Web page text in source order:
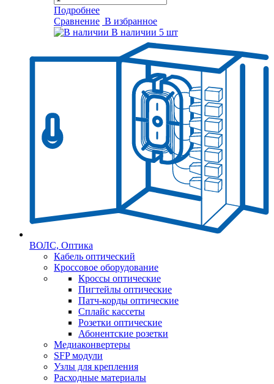
Подробнее
Сравнение В избранное
В наличии 5 шт
ВОЛС, Оптика
Кабель оптический
Кроссовое оборудование
Кроссы оптические
Пигтейлы оптические
Патч-корды оптические
Сплайс кассеты
Розетки оптические
Абонентские розетки
Медиаконвертеры
SFP модули
Узлы для крепления
Расходные материалы